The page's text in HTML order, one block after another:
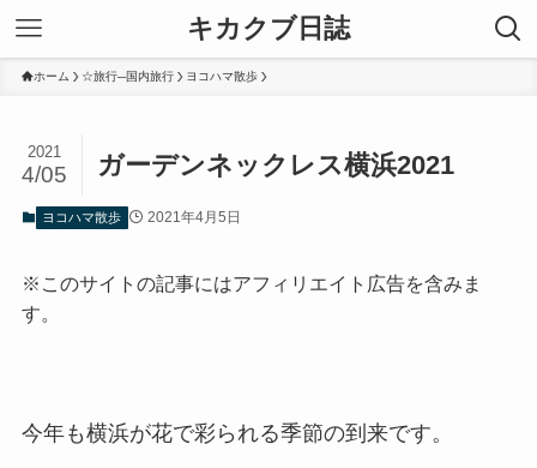
キカクブ日誌
ホーム ☆旅行─国内旅行 ヨコハマ散歩
ガーデンネックレス横浜2021
2021
4/05
ヨコハマ散歩 2021年4月5日
※このサイトの記事にはアフィリエイト広告を含みま
す。
今年も横浜が花で彩られる季節の到来です。